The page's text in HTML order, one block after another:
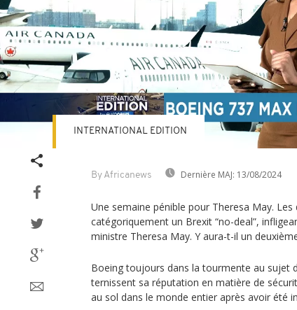
By Africanews Dernière MAJ: 13/08/2024
INTERNATIONAL EDITION
Une semaine pénible pour Theresa May.
catégoriquement un Brexit “no-deal”,
ministre Theresa May. Y aura-t-il un
Boeing toujours dans la tourmente au sujet
ternissent sa réputation en matière de
au sol dans le monde entier après avoir été